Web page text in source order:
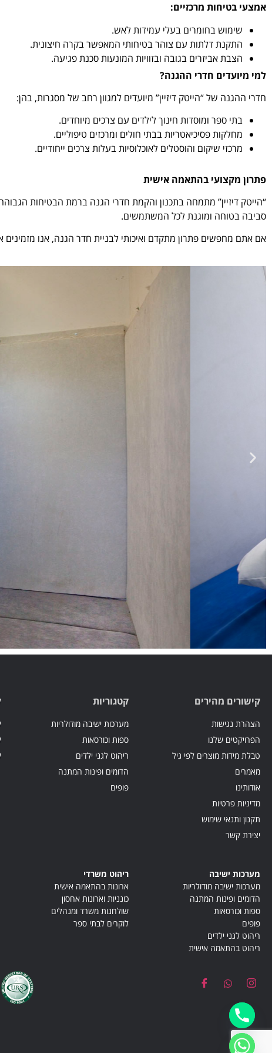
אמצעי בטיחות מרכזיים:
שימוש בחומרים בעלי עמידות לאש.
התקנת דלתות עם צוהר בטיחותי המאפשר בקרה חיצונית.
הצבת אביזרים בגובה ובזוויות המונעות סכנת פגיעה.
למי מיועדים חדרי ההגנה?
חדרי ההגנה של “הייטק דיזיין” מיועדים למגוון רחב של מסגרות, בהן:
בתי ספר ומוסדות חינוך לילדים עם צרכים מיוחדים.
מחלקות פסיכיאטריות בבתי חולים ומרכזים טיפוליים.
מרכזי שיקום והוסטלים לאוכלוסיות בעלות צרכים ייחודיים.
פתרון מקצועי בהתאמה אישית
“הייטק דיזיין” מתמחה בתכנון והקמת חדרי הגנה ברמת הבטיחות
סביבה בטוחה ומוגנת לכל המשתמשים.
אם אתם מחפשים פתרון מתקדם ואיכותי לבניית חדר הגנה, אנו
קישורים מהירים
הצהרת נגישות
הפרויקטים שלנו
טבלת מידות מוצרים לפי גיל
מאמרים
אודותינו
מדיניות פרטיות
תקנון ותנאי שימוש
יצירת קשר
קטגוריות
מערכות ישיבה מודולריות
ספות וכורסאות
ריהוט לגני ילדים
הדומים ופינות המתנה
פופים
מערכות ישיבה
מערכות ישיבה מודולריות
הדומים ופינות המתנה
ספות וכורסאות
פופים
ריהוט לגני ילדים
ריהוט בהתאמה אישית
ריהוט משרדי
ארונות בהתאמה אישית
כונניות וארונות אחסון
שולחנות משרד ומנהלים
לוקרים לבתי ספר